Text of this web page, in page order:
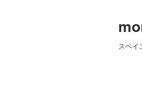
スペイ